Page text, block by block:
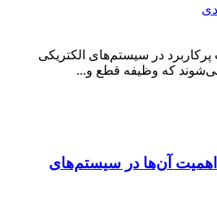
پرکاربرد در سیستم‌های الکتریکی
که وظیفه قطع و...
اهمیت آن‌ها در سیستم‌های